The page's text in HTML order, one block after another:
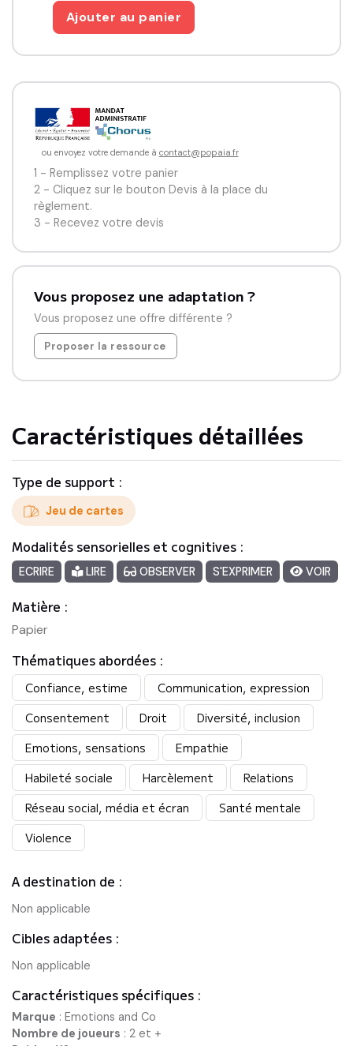
Ajouter au panier
ou envoyez votre demande à contact@popaia.fr
1 - Remplissez votre panier
2 - Cliquez sur le bouton Devis à la place du
règlement.
3 - Recevez votre devis
Vous proposez une adaptation ?
Vous proposez une offre différente ?
Proposer la ressource
Caractéristiques détaillées
Type de support :
Jeu de cartes
Modalités sensorielles et cognitives :
ECRIRE LIRE OBSERVER S'EXPRIMER VOIR
Matière :
Papier
Thématiques abordées :
Confiance, estime
Communication, expression
Consentement
Droit
Diversité, inclusion
Emotions, sensations
Empathie
Habileté sociale
Harcèlement
Relations
Réseau social, média et écran
Santé mentale
Violence
A destination de :
Non applicable
Cibles adaptées :
Non applicable
Caractéristiques spécifiques :
Marque : Emotions and Co
Nombre de joueurs : 2 et +